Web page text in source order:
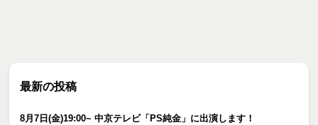
最新の投稿
8月7日(金)19:00~ 中京テレビ「PS純金」に出演します！